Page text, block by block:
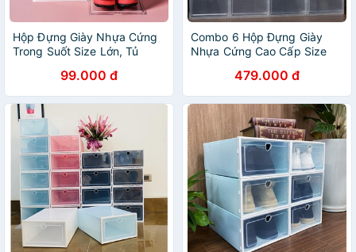
Hộp Đựng Giày Nhựa Cứng
Trong Suốt Size Lớn, Tủ
Giày Thông Minh Tiện Lợi
99.000 đ
Combo 6 Hộp Đựng Giày
Nhựa Cứng Cao Cấp Size
Kệ Đựng Giày Thông Minh
479.000 đ